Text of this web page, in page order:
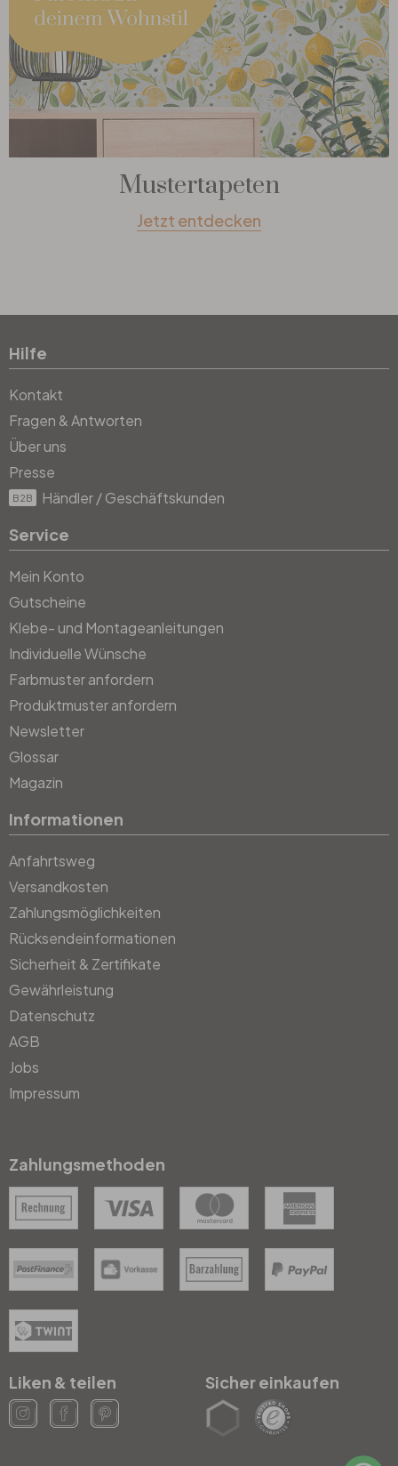
Mustertapeten
Jetzt entdecken
Hilfe
Kontakt
Fragen & Antworten
Über uns
Presse
B2B Händler / Geschäftskunden
Service
Mein Konto
Gutscheine
Klebe- und Montageanleitungen
Individuelle Wünsche
Farbmuster anfordern
Produktmuster anfordern
Newsletter
Glossar
Magazin
Informationen
Anfahrtsweg
Versandkosten
Zahlungsmöglichkeiten
Rücksendeinformationen
Sicherheit & Zertifikate
Gewährleistung
Datenschutz
AGB
Jobs
Impressum
Zahlungsmethoden
Liken & teilen Sicher einkaufen